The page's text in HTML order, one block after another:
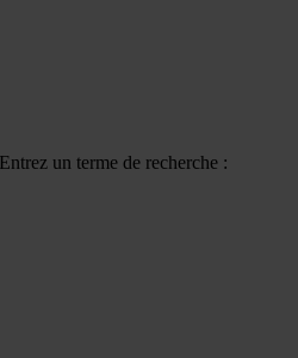
Entrez un terme de recherche :